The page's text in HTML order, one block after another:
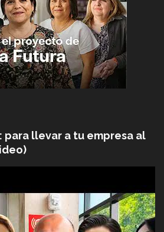
para llevar a tu empresa al